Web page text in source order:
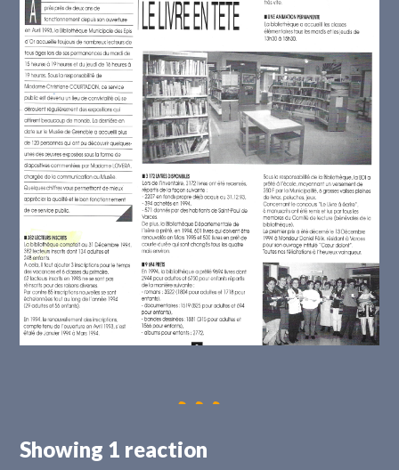
Showing 1 reaction